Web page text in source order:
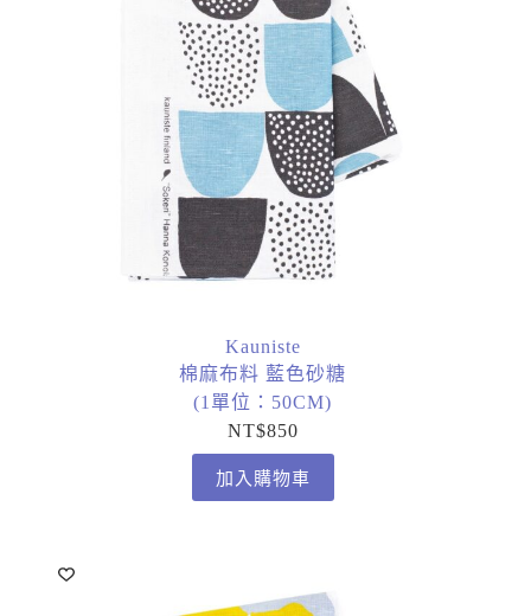
Kauniste
棉麻布料 藍色砂糖
(1單位：50CM)
NT$850
加入購物車